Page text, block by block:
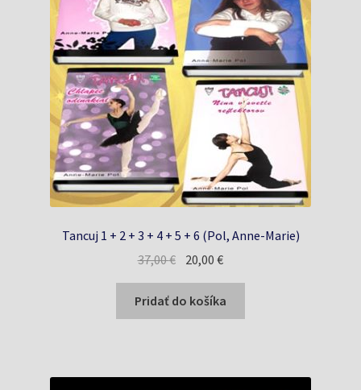
Tancuj 1 + 2 + 3 + 4 + 5 + 6 (Pol, Anne-Marie)
37,00€ Pôvodná
cena
bola:
37,00 €.
20,00€Aktuálna
cena
je:
20,00 €.
Pridať do košíka